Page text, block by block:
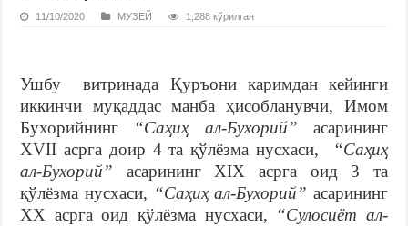
11/10/2020 МУЗЕЙ 1,288 кўрилган
Ушбу
витринада Қуръони каримдан кейинги
иккинчи муқаддас манба ҳисобланувчи, Имом
Бухорийнинг “Саҳиҳ ал-Бухорий” асарининг
XVII асрга доир 4 та қўлёзма нусхаси,
“Саҳиҳ
ал-Бухорий” асарининг ХIХ асрга оид 3 та
қўлёзма нусхаси, “Саҳиҳ ал-Бухорий” асарининг
XX асрга оид қўлёзма нусхаси, “Сулосиёт ал-